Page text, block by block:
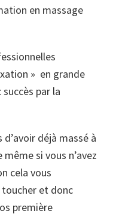
en massage
» en grande
par la
déjà massé à
si vous n’avez
cela vous
et donc
première